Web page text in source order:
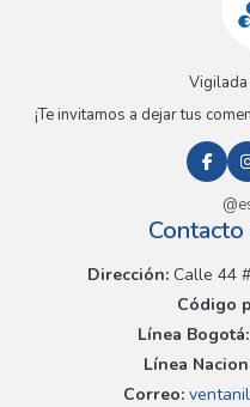
Vigilada
¡Te invitamos a dejar tus
Dirección:Calle 44 #
Código
Línea Bogotá:
Línea
Correo: